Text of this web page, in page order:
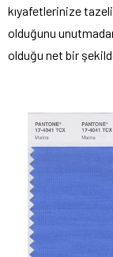
kıyafetlerinize
olduğunu
olduğu net bir